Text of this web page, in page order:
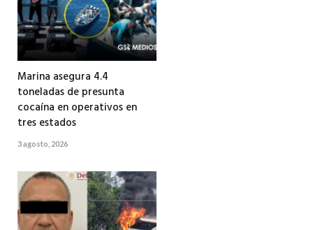
Marina asegura 4.4
toneladas de presunta
cocaína en operativos en
tres estados
3 agosto, 2026